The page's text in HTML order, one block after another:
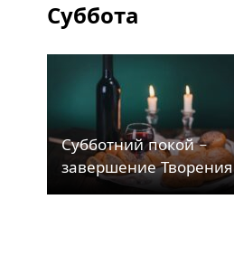
Суббота
Субботний покой –
завершение Творения